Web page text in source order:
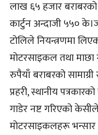
लाख ६५ हजार
कार्टुन अन्दाजी ५५०
टोलिले नियन्त्रणमा
मोटरसाइकल तथा
रुपैयाँ बराबरको
प्रहरी, स्थानीय
गाडेर नष्ट गरिएको
मोटरसाइकलहरू भन्सार